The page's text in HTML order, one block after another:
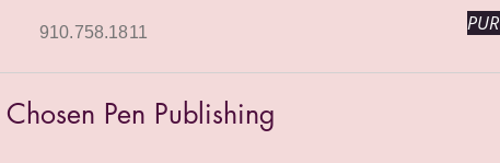
Chosen Pen Publishing
910.758.1811